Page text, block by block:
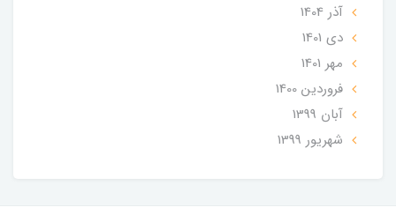
آذر 1404
دی 1401
مهر 1401
فروردین 1400
آبان 1399
شهریور 1399